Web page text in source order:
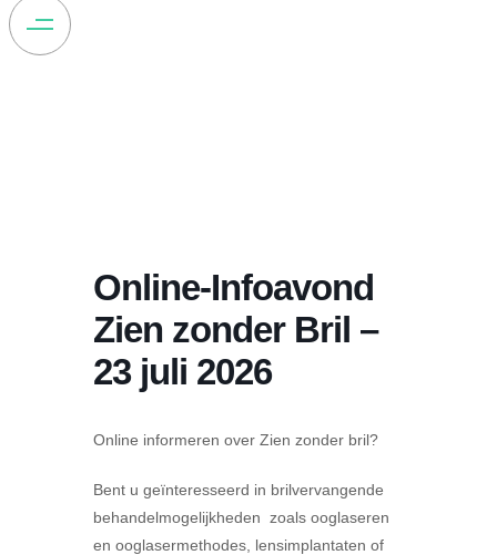
Online-Infoavond
Zien zonder Bril –
23 juli 2026
Online informeren over Zien zonder bril?
Bent u geïnteresseerd in brilvervangende
behandelmogelijkheden zoals ooglaseren
en ooglasermethodes, lensimplantaten of